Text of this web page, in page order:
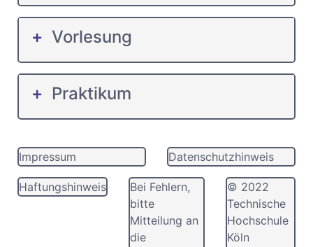
Vorlesung
Praktikum
Impressum Datenschutzhinweis
Haftungshinweis
Bei Fehlern,
bitte
Mitteilung an
die
© 2022
Technische
Hochschule
Köln